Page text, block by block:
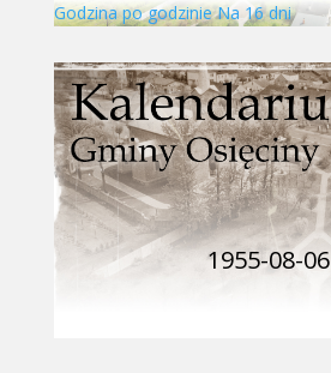
Godzina po godzinie Na 16 dni
1955-08-06